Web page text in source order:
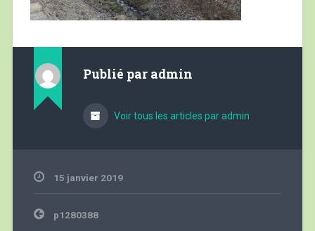
Publié par admin
Voir tous les articles par admin
15 janvier 2019
Navigation
de
p1280388